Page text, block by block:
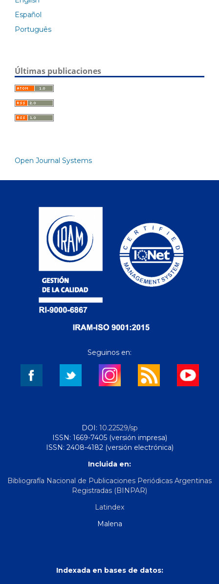
Español
Português
Últimas publicaciones
Open Journal Systems
Seguinos en:
DOI: 10.22529/sp
ISSN: 1669-7405 (versión impresa)
ISSN: 2408-4182 (versión electrónica)
Incluida en:
Bibliografía Nacional de Publicaciones Periódicas Argentinas
Registradas (BINPAR)
Latindex
Malena
Indexada en bases de datos: